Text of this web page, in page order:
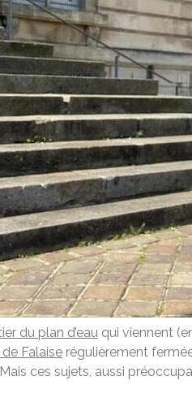
du plan d’eau qui viennent
Falaise régulièrement
ces sujets, aussi